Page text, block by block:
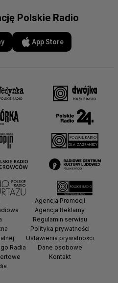
Polskie Radio
App Store
Radia
Agencja Promocji
Agencja Reklamy
Regulamin serwisu
Polityka prywatności
Ustawienia prywatności
Dane osobowe
Kontakt